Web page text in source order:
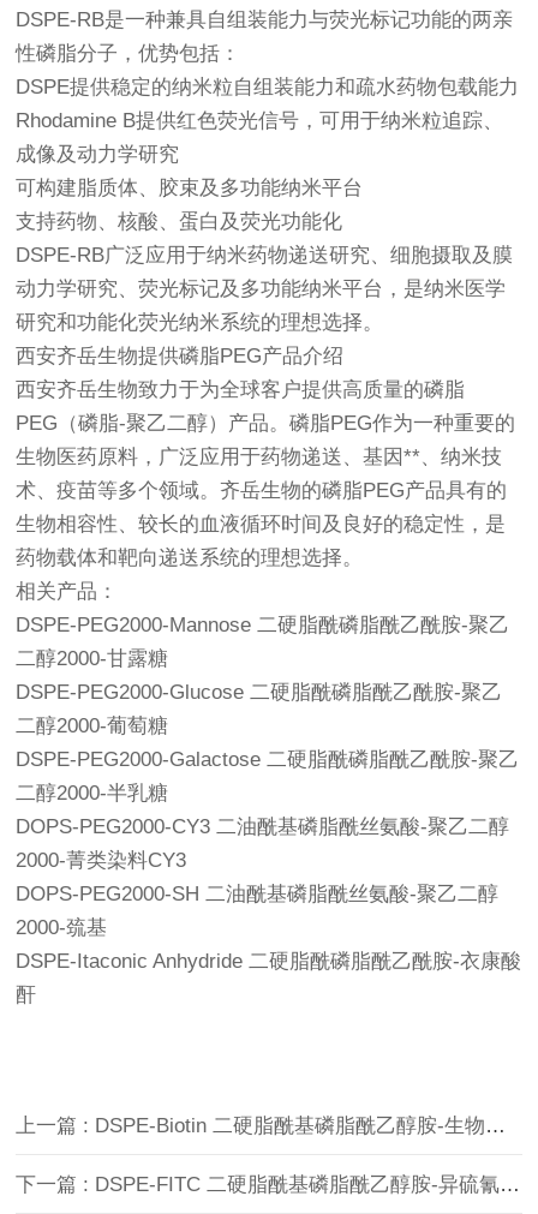
DSPE-RB是一种兼具自组装能力与荧光标记功能的两亲
性磷脂分子，优势包括：
DSPE提供稳定的纳米粒自组装能力和疏水药物包载能力
Rhodamine B提供红色荧光信号，可用于纳米粒追踪、
成像及动力学研究
可构建脂质体、胶束及多功能纳米平台
支持药物、核酸、蛋白及荧光功能化
DSPE-RB广泛应用于纳米药物递送研究、细胞摄取及膜
动力学研究、荧光标记及多功能纳米平台，是纳米医学
研究和功能化荧光纳米系统的理想选择。
西安齐岳生物提供磷脂PEG产品介绍
西安齐岳生物致力于为全球客户提供高质量的磷脂
PEG（磷脂-聚乙二醇）产品。磷脂PEG作为一种重要的
生物医药原料，广泛应用于药物递送、基因**、纳米技
术、疫苗等多个领域。齐岳生物的磷脂PEG产品具有的
生物相容性、较长的血液循环时间及良好的稳定性，是
药物载体和靶向递送系统的理想选择。
相关产品：
DSPE-PEG2000-Mannose 二硬脂酰磷脂酰乙酰胺-聚乙
二醇2000-甘露糖
DSPE-PEG2000-Glucose 二硬脂酰磷脂酰乙酰胺-聚乙
二醇2000-葡萄糖
DSPE-PEG2000-Galactose 二硬脂酰磷脂酰乙酰胺-聚乙
二醇2000-半乳糖
DOPS-PEG2000-CY3 二油酰基磷脂酰丝氨酸-聚乙二醇
2000-菁类染料CY3
DOPS-PEG2000-SH 二油酰基磷脂酰丝氨酸-聚乙二醇
2000-巯基
DSPE-Itaconic Anhydride 二硬脂酰磷脂酰乙酰胺-衣康酸
酐
上一篇 : DSPE-Biotin 二硬脂酰基磷脂酰乙醇胺-生物素 DSPE-生物素
下一篇 : DSPE-FITC 二硬脂酰基磷脂酰乙醇胺-异硫氰酸荧光素 FITC-DSPE